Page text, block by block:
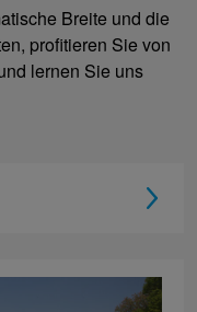
Breite und die
profitieren Sie von
lernen Sie uns